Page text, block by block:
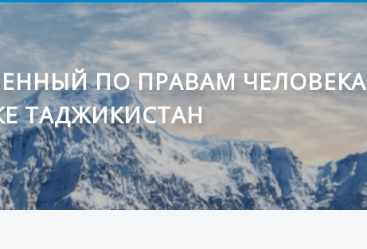
ПО ПРАВАМ ЧЕЛОВЕКА
ТАДЖИКИСТАН